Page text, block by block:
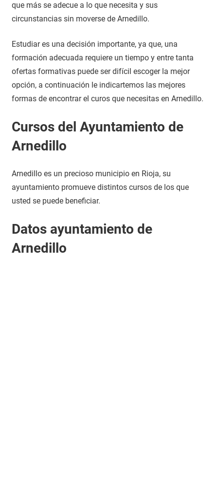
2021
que más se adecue a lo que necesita y sus
circunstancias sin moverse de Arnedillo.
Estudiar es una decisión importante, ya que, una
formación adecuada requiere un tiempo y entre tanta
ofertas formativas puede ser difícil escoger la mejor
opción, a continuación le indicartemos las mejores
formas de encontrar el curos que necesitas en Arnedillo.
Cursos del Ayuntamiento de
Arnedillo
Arnedillo es un precioso municipio en Rioja, su
ayuntamiento promueve distintos cursos de los que
usted se puede beneficiar.
Datos ayuntamiento de
Arnedillo